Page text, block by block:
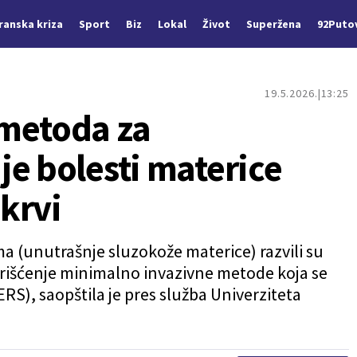
kriza Sport Biz Lokal Život Superžena
19.5.2026. 13:25
za
bolesti materice
(unutrašnje sluzokože materice) razvili su
minimalno invazivne metode koja se
saopštila je pres služba Univerziteta